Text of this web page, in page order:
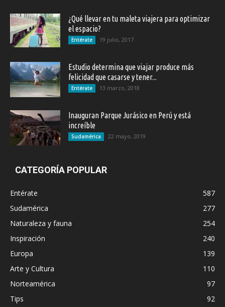
¿Qué llevar en tu maleta viajera para optimizar
el espacio?
Entérate 19 julio, 2017
Estudio determina que viajar produce más
felicidad que casarse y tener...
Entérate 13 marzo, 2018
Inauguran Parque Jurásico en Perú y está
increíble
Sudamérica 22 mayo, 2019
CATEGORÍA POPULAR
Entérate
587
Sudamérica
277
Naturaleza y fauna
254
Inspiración
240
Europa
139
Arte y Cultura
110
Norteamérica
97
Tips
92